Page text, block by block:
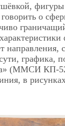
о
направления,
графика,
(ММСИ КП-
в